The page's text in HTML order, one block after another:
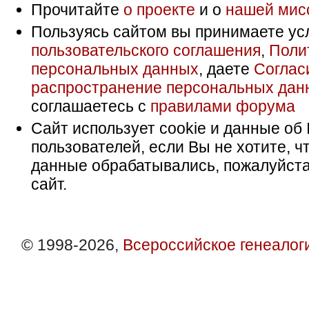
Прочитайте о проекте и о нашей
Пользуясь сайтом вы принимаете
пользовательского соглашения,
персональных данных, даете
распространение персональных
соглашаетесь с правилами форума
Сайт использует cookie и данные об
пользователей, если Вы не хотите,
данные обрабатывались,
сайт.
© 1998-2026, Всероссийское